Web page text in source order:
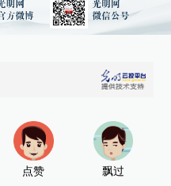
点赞 飘过